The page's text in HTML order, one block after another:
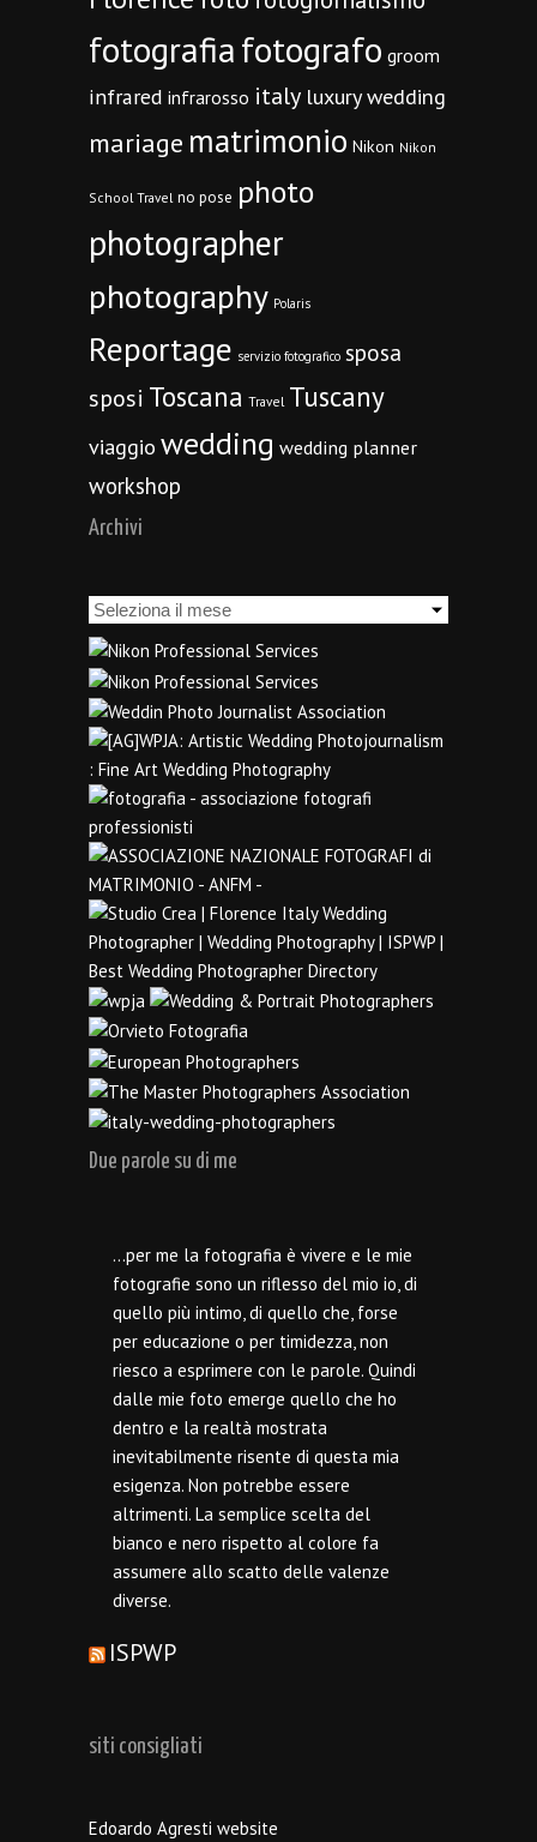
fotografiafotografo groom
infrared infrarosso italy luxury wedding
mariage matrimonio Nikon Nikon
School Travel no pose photo
photographer
photography Polaris
Reportage servizio fotografico sposa
sposi Toscana Travel Tuscany
viaggio wedding wedding planner
workshop
Archivi
Archivi
Due parole su di me
…per me la fotografia è vivere e le mie
fotografie sono un riflesso del mio io, di
quello più intimo, di quello che, forse
per educazione o per timidezza, non
riesco a esprimere con le parole. Quindi
dalle mie foto emerge quello che ho
dentro e la realtà mostrata
inevitabilmente risente di questa mia
esigenza. Non potrebbe essere
altrimenti. La semplice scelta del
bianco e nero rispetto al colore fa
assumere allo scatto delle valenze
diverse.
ISPWP
siti consigliati
Edoardo Agresti website